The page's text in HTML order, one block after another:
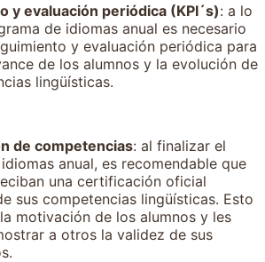
y evaluación periódica (KPI´s): a lo
de idiomas anual es necesario
y evaluación periódica para
de los alumnos y la evolución de
lingüísticas.
de competencias: al finalizar el
anual, es recomendable que
una certificación oficial
sus competencias lingüísticas. Esto
motivación de los alumnos y les
a otros la validez de sus